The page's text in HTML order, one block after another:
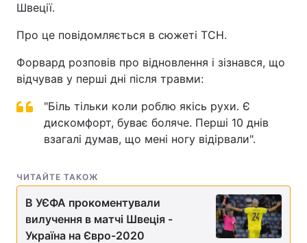
Економіка
Спорт Наука
Зброя Інциденти
Туризм
Лонгріди
Швеції.
Про це повідомляється в сюжеті ТСН.
Форвард розповів про відновлення і зізнався, що
відчував у перші дні після травми:
"Біль тільки коли роблю якісь рухи. Є
дискомфорт, буває боляче. Перші 10 днів
взагалі думав, що мені ногу відірвали".
ЧИТАЙТЕ ТАКОЖ
В УЄФА прокоментували
вилучення в матчі Швеція -
Україна на Євро-2020